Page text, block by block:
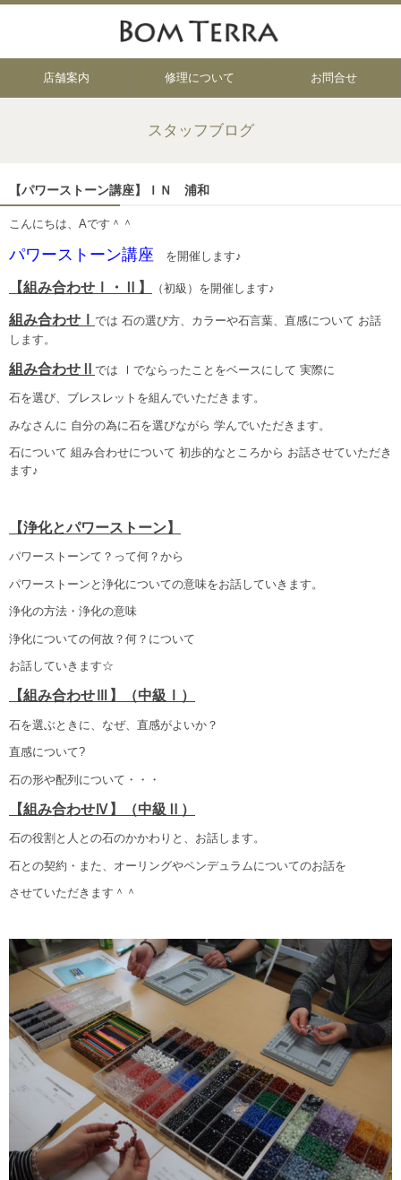
店舗案内 修理について お問合せ
スタッフブログ
【パワーストーン講座】ＩＮ 浦和
こんにちは、Aです＾＾
パワーストーン講座 を開催します♪
【組み合わせⅠ・Ⅱ】 （初級）を開催します♪
組み合わせⅠ では 石の選び方、カラーや石言葉、直感について お話
します。
組み合わせⅡ では Ⅰでならったことをベースにして 実際に
石を選び、ブレスレットを組んでいただきます。
みなさんに 自分の為に石を選びながら 学んでいただきます。
石について 組み合わせについて 初歩的なところから お話させていただき
ます♪
【浄化とパワーストーン】
パワーストーンて？って何？から
パワーストーンと浄化についての意味をお話していきます。
浄化の方法・浄化の意味
浄化についての何故？何？について
お話していきます☆
【組み合わせⅢ】（中級Ⅰ）
石を選ぶときに、なぜ、直感がよいか？
直感について?
石の形や配列について・・・
【組み合わせⅣ】（中級Ⅱ）
石の役割と人との石のかかわりと、お話します。
石との契約・また、オーリングやペンデュラムについてのお話を
させていただきます＾＾